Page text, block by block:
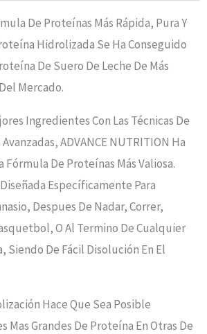
De Proteínas Más Rápida, Pura Y
Hidrolizada Se Ha Conseguido
De Suero De Leche De Más
Mercado.
Ingredientes Con Las Técnicas De
ADVANCE NUTRITION Ha
Fórmula De Proteínas Más Valiosa.
Específicamente Para
Despues De Nadar, Correr,
O Al Termino De Cualquier
De Fácil Disolución En El
Hace Que Sea Posible
Mas Grandes De Proteína En Otras De